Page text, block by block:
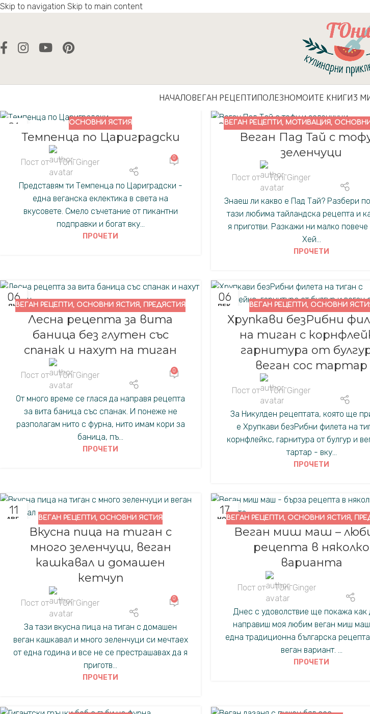
Skip to navigation Skip to main content
НАЧАЛОВЕГАН РЕЦЕПТИПОЛЕЗНОМОИТЕ КНИГИ3
21
ФЕВ.
ОСНОВНИ ЯСТИЯ
Темпенца по Цариградски
Пост от TOni Ginger 0
Представям ти Темпенца по Цариградски -
една веганска еклектика в света на
вкусовете. Смело съчетание от пикантни
подправки и богат вку...
ПРОЧЕТИ
04ВЕГАН РЕЦЕПТИ, МОТИВАЦИЯ,
ПОЛЕЗНО
Веган Пад Тай с
зеленчуци
Пост от TOni Ginger
Знаеш ли какво е Пад Тай? Разбери
тази любима тайландска рецепта и
я приготви. Разкажи ни малко повече
Хей...
ПРОЧЕТИ
06
ЯН.ВЕГАН РЕЦЕПТИ, ОСНОВНИ ЯСТИЯ, ПРЕДЯСТИЯ
Лесна рецепта за вита
баница без глутен със
спанак и нахут на тиган
Пост от TOni Ginger 0
От много време се глася да направя рецепта
за вита баница със спанак. И понеже не
разполагам нито с фурна, нито имам кори за
баница, пъ...
ПРОЧЕТИ
06
ДЕК. ВЕГАН РЕЦЕПТИ, ОСНОВНИ
Хрупкави безРибни
на тиган с
гарнитура от
веган сос тартар
Пост от TOni Ginger
За Никулден рецептата, която ще
е Хрупкави безРибни филета на
корнфлейкс, гарнитура от булгур и
тартар - вку...
ПРОЧЕТИ
11
АВГ. ВЕГАН РЕЦЕПТИ , ОСНОВНИ ЯСТИЯ
Вкусна пица на тиган с
много зеленчуци, веган
кашкавал и домашен
кетчуп
Пост от TOni Ginger 0
За тази вкусна пица на тиган с домашен
веган кашкавал и много зеленчуци си мечтаех
от една година и все не се престрашавах да я
приготв...
ПРОЧЕТИ
17
НОЕ.ВЕГАН РЕЦЕПТИ , ОСНОВНИ ЯСТИЯ ,
Веган миш маш –
рецепта в няколко
варианта
Пост от TOni Ginger
Днес с удоволствие ще покажа как
направиш моя любим веган миш
една традиционна българска
веган вариант. ...
ПРОЧЕТИ